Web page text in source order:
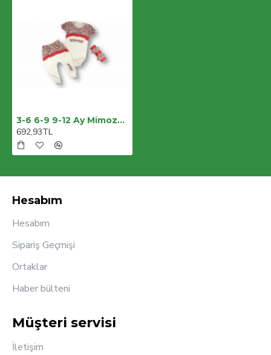
3-6 6-9 9-12 Ay Mimoza Baskılı Bandanalı Kısa Kollu Zıbınlı 3lü Kız Bebek Takımı
692,93TL
Hesabım
Hesabım
Sipariş Geçmişi
Ortaklar
Haber bülteni
Müşteri servisi
İletişim